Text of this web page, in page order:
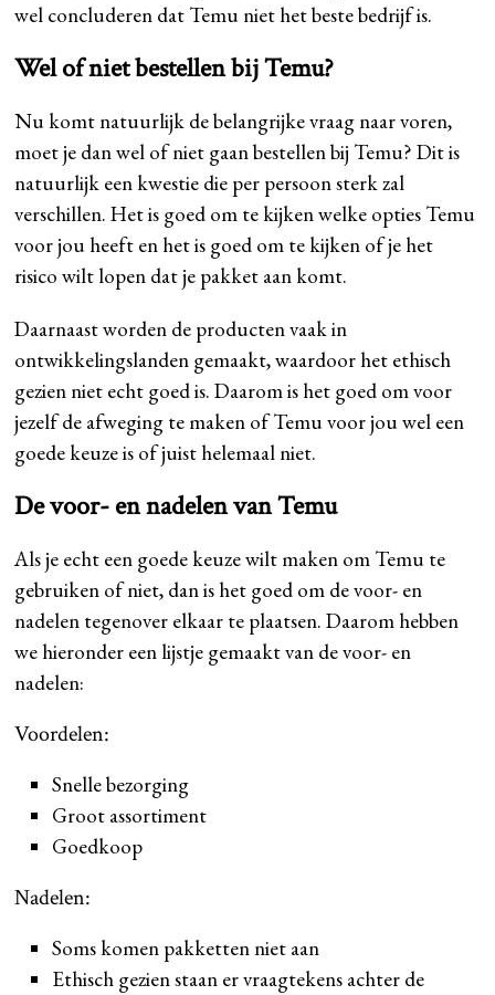
wel concluderen dat Temu niet het beste bedrijf is.
Wel of niet bestellen bij Temu?
Nu komt natuurlijk de belangrijke vraag naar voren,
moet je dan wel of niet gaan bestellen bij Temu? Dit is
natuurlijk een kwestie die per persoon sterk zal
verschillen. Het is goed om te kijken welke opties Temu
voor jou heeft en het is goed om te kijken of je het
risico wilt lopen dat je pakket aan komt.
Daarnaast worden de producten vaak in
ontwikkelingslanden gemaakt, waardoor het ethisch
gezien niet echt goed is. Daarom is het goed om voor
jezelf de afweging te maken of Temu voor jou wel een
goede keuze is of juist helemaal niet.
De voor- en nadelen van Temu
Als je echt een goede keuze wilt maken om Temu te
gebruiken of niet, dan is het goed om de voor- en
nadelen tegenover elkaar te plaatsen. Daarom hebben
we hieronder een lijstje gemaakt van de voor- en
nadelen:
Voordelen:
Snelle bezorging
Groot assortiment
Goedkoop
Nadelen:
Soms komen pakketten niet aan
Ethisch gezien staan er vraagtekens achter de